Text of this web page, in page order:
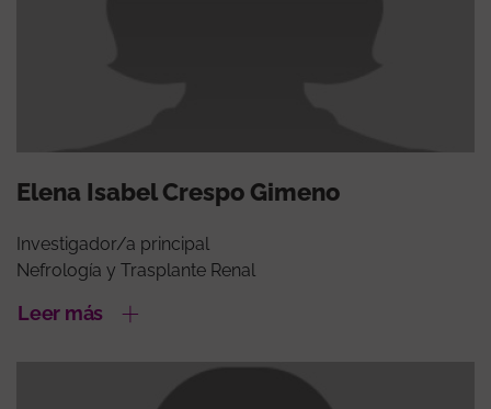
Elena Isabel Crespo Gimeno
Investigador/a principal
Nefrología y Trasplante Renal
Leer más